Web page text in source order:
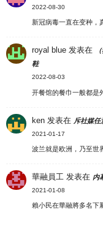
2022-08-30
新冠病毒一直在变种，
royal blue 发表在
鞋
2022-08-03
开餐馆的餐巾一般都是
ken 发表在 斥社媒
2021-01-17
波兰就是欧洲，乃至世
華融員工 发表在 内
2021-01-08
賴小民在華融將多名下